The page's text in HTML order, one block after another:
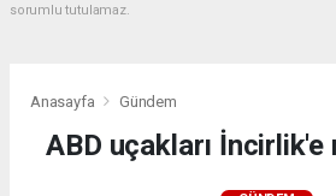
sorumlu tutulamaz.
Anasayfa Gündem
ABD uçakları İncirlik'e